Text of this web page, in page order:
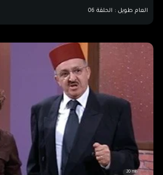
العام طويل : الحلقة 06
20 min